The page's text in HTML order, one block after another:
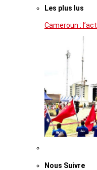
Les plus lus
Cameroun :
Nous Suivre